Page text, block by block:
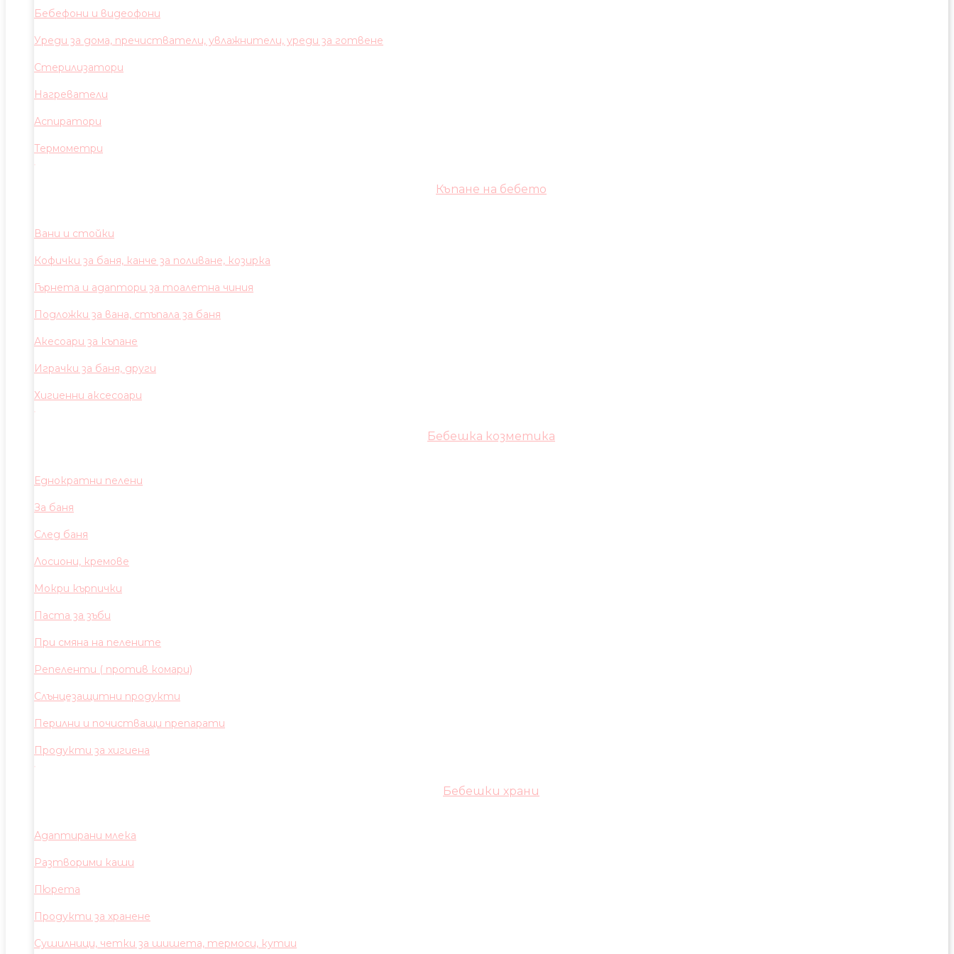
Бебефони и видеофони
Уреди за дома, пречистватели, увлажнители, уреди за готвене
Стерилизатори
Нагреватели
Аспиратори
Термометри
Къпане на бебето
Вани и стойки
Кофички за баня, канче за поливане, козирка
Гърнета и адаптори за тоалетна чиния
Подложки за вана, стъпала за баня
Акесоари за къпане
Играчки за баня, други
Хигиенни аксесоари
Бебешка козметика
Еднократни пелени
За баня
След баня
Лосиони, кремове
Мокри кърпички
Паста за зъби
При смяна на пелените
Репеленти ( против комари)
Слънцезащитни продукти
Перилни и почистващи препарати
Продукти за хигиена
Бебешки храни
Адаптирани млека
Разтворими каши
Пюрета
Продукти за хранене
Сушилници, четки за шишета, термоси, кутии